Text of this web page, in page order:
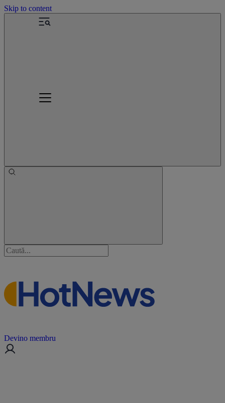
Skip to content
Devino membru